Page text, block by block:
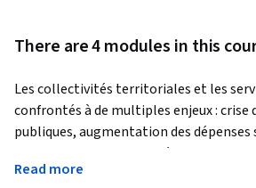
There are 4 modules in this
Les collectivités territoriales et les
confrontés à de multiples enjeux : crise
publiques, augmentation des dépenses
croissante des administrés,
proposées par des communautés
Read more